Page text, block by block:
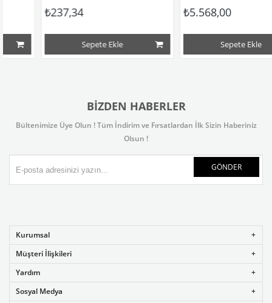
₺237,34
Sepete Ekle
₺5.568,00
Sepete Ekle
BIZDEN HABERLER
Bültenimize Üye Olun ! Tüm İndirim ve Fırsatlardan İlk Sizin Haberiniz
Olsun !
GÖNDER
Kurumsal
Müşteri İlişkileri
Yardım
Sosyal Medya